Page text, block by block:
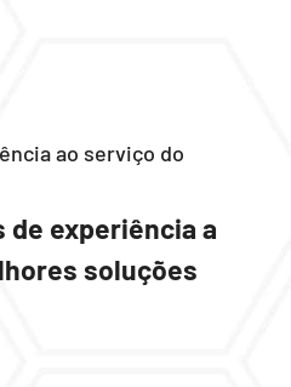
ao serviço do
de experiência a
soluções